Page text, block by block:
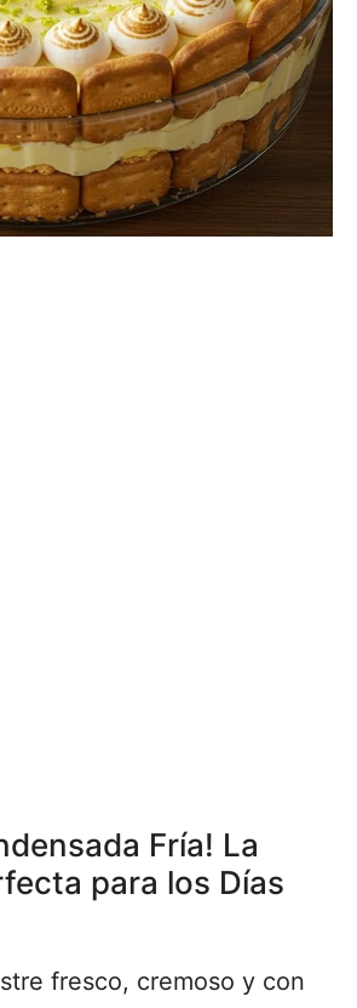
Fría! La
para los Días
fresco, cremoso y con